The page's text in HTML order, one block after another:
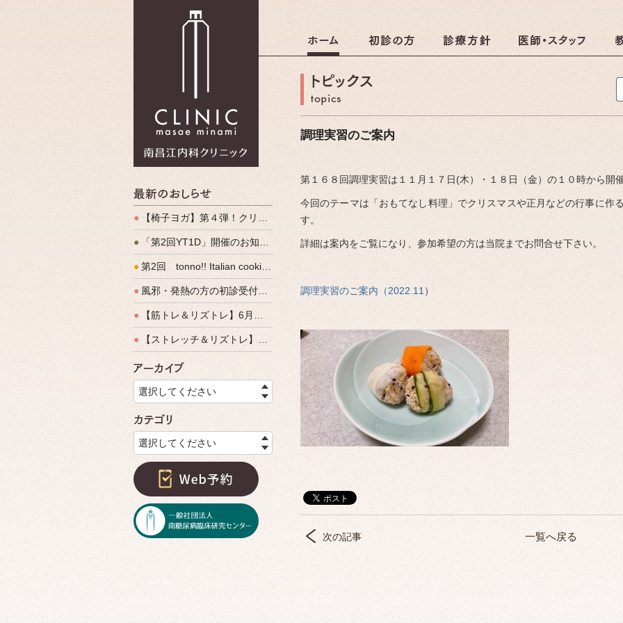
●
【椅子ヨガ】第４弾！クリパルヨガ教室のご案内
● 「第2回YT1D」開催のお知らせ
●第2回 tonno!! Italian cooking 開催しました
● 風邪・発熱の方の初診受付（発熱外来）、始めます
● 【筋トレ＆リズトレ】6月特別運動教室開催のご案内
● 【ストレッチ＆リズトレ】特別運動教室開催のご案内
アーカイブ
選択してください
カテゴリ
選択してください
調理実習のご案内
第１６８回調理実習は１１月１７日(木）・１８日（金）の１０時から開
今回のテーマは「おもてなし料理」でクリスマスや正月などの行事に作
す。
詳細は案内をご覧になり、参加希望の方は当院までお問合せ下さい。
調理実習のご案内（2022.11 ）
次の記事 一覧へ戻る